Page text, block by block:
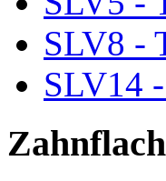
SLV8 -
SLV14